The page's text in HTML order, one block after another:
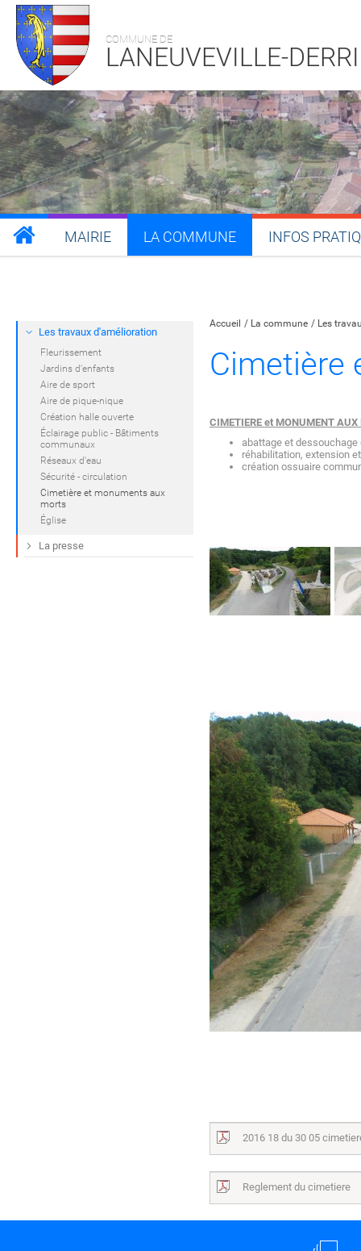
COMMUNE DE
LANEUVEVILLE-
MAIRIE LA COMMUNE INFOS
Accueil La commune Les
Cimetière
CIMETIERE et MONUMENT AUX
abattage et
réhabilitation, extension
création ossuaire
2016 18 du 30 05
Reglement du cimetiere
Les travaux d'amélioration
Fleurissement
Jardins d'enfants
Aire de sport
Aire de pique-nique
Création halle ouverte
Éclairage public - Bâtiments
communaux
Réseaux d'eau
Sécurité - circulation
Cimetière et monuments aux
morts
Église
La presse